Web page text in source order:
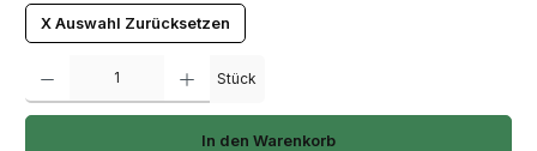
X Auswahl Zurücksetzen
Stück
In den Warenkorb